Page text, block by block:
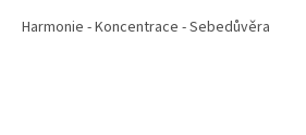
Harmonie - Koncentrace - Sebedůvěra